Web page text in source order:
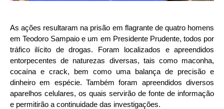
As ações resultaram na prisão em flagrante de quatro homens
em Teodoro Sampaio e um em Presidente Prudente, todos por
tráfico ilícito de drogas. Foram localizados e apreendidos
entorpecentes de naturezas diversas, tais como maconha,
cocaína e crack, bem como uma balança de precisão e
dinheiro em espécie. Também foram apreendidos diversos
aparelhos celulares, os quais servirão de fonte de informação
e permitirão a continuidade das investigações.